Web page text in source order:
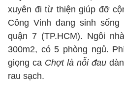
xuyên đi từ thiện giúp đỡ
Công Vinh đang sinh
quận 7 (TP.HCM). Ngôi
300m2, có 5 phòng ngủ.
giọng ca Chợt là nỗi đau
rau sạch.